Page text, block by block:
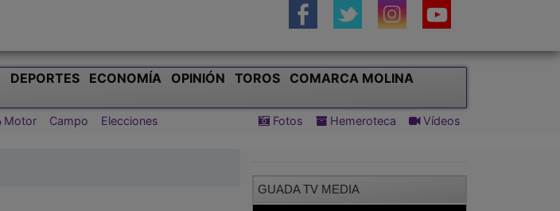
COMARCA MOLINA
Motor Campo Elecciones Fotos Hemeroteca Vídeos
GUADA TV MEDIA